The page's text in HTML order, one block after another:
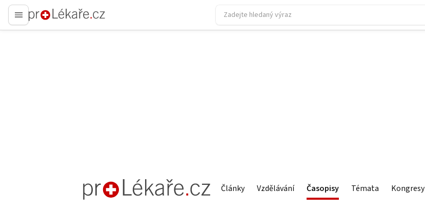
proLékaře.cz
proLékaře.cz Články Vzdělávání Časopisy Témata Kongresy